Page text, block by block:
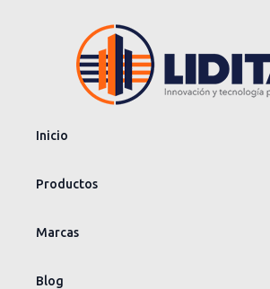
Inicio
Productos
Marcas
Blog